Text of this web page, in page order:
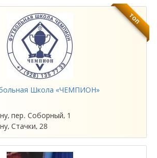
ТОП
Школа «ЧЕМПИОН»
пер. Соборный, 1
Стачки, 28